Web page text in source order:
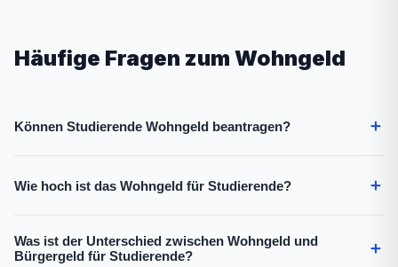
Häufige Fragen zum Wohngeld
Können Studierende Wohngeld beantragen? ＋
Wie hoch ist das Wohngeld für Studierende? ＋
Was ist der Unterschied zwischen Wohngeld und
Bürgergeld für Studierende?
＋